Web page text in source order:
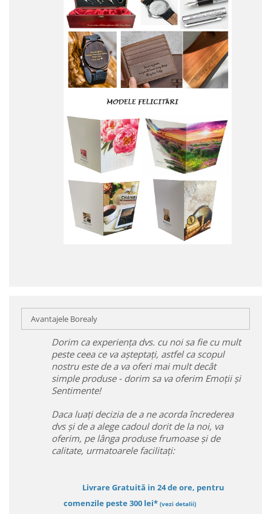
Avantajele Borealy
Dorim ca experiența dvs. cu noi sa fie cu mult
peste ceea ce va așteptați, astfel ca scopul
nostru este de a va oferi mai mult decât
simple produse - dorim sa va oferim Emoții și
Sentimente!
Daca luați decizia de a ne acorda încrederea
dvs și de a alege cadoul dorit de la noi, va
oferim, pe lânga produse frumoase și de
calitate, urmatoarele facilitați:
Livrare Gratuită in 24 de ore, pentru
comenzile peste 300 lei* (vezi detalii)